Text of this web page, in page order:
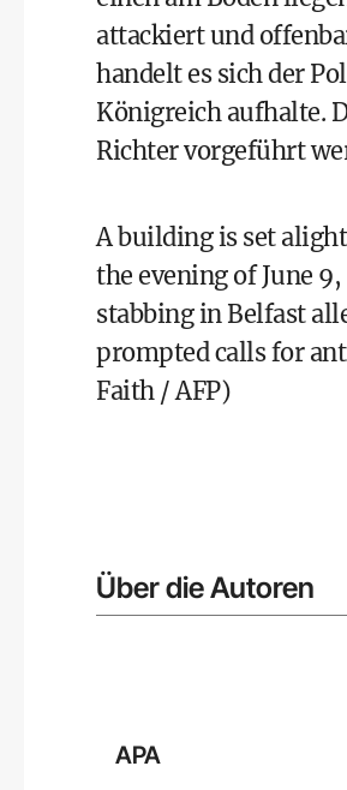
attackiert und
handelt es sich der
Königreich aufhalte.
Richter vorgeführt
A building is set
the evening of June
stabbing in Belfast
prompted calls for
Faith / AFP)
Über die Autoren
APA